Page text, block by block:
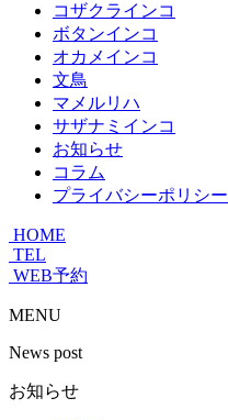
コザクラインコ
ボタンインコ
オカメインコ
文鳥
マメルリハ
サザナミインコ
お知らせ
コラム
プライバシーポリシー
HOME
TEL
WEB予約
MENU
News post
お知らせ